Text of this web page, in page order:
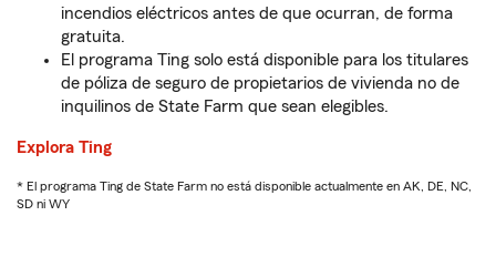
incendios eléctricos antes de que ocurran, de forma
gratuita.
El programa Ting solo está disponible para los titulares
de póliza de seguro de propietarios de vivienda no de
inquilinos de State Farm que sean elegibles.
Explora Ting
* El programa Ting de State Farm no está disponible actualmente en AK, DE, NC,
SD ni WY